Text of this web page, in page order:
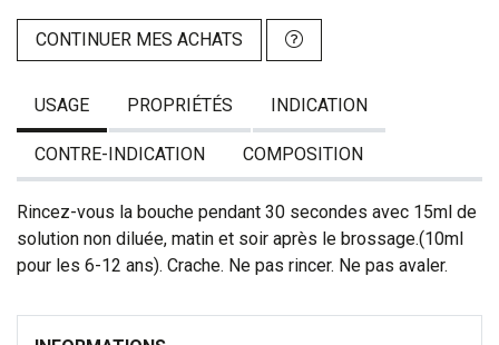
CONTINUER MES ACHATS
USAGE PROPRIÉTÉS INDICATION
CONTRE-INDICATION COMPOSITION
Rincez-vous la bouche pendant 30 secondes avec 15ml de
solution non diluée, matin et soir après le brossage.(10ml
pour les 6-12 ans). Crache. Ne pas rincer. Ne pas avaler.